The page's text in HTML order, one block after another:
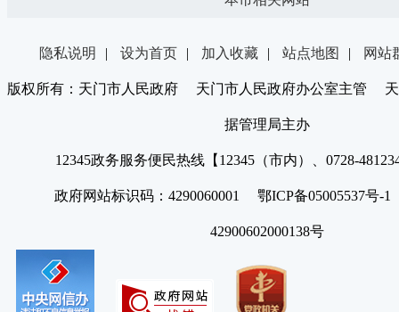
隐私说明 | 设为首页 | 加入收藏 | 站点地图 | 网站
版权所有：天门市人民政府 天门市人民政府办公室主管 天
据管理局主办
12345政务服务便民热线【12345（市内）、0728-
政府网站标识码：4290060001 鄂ICP备05005537号
42900602000138号